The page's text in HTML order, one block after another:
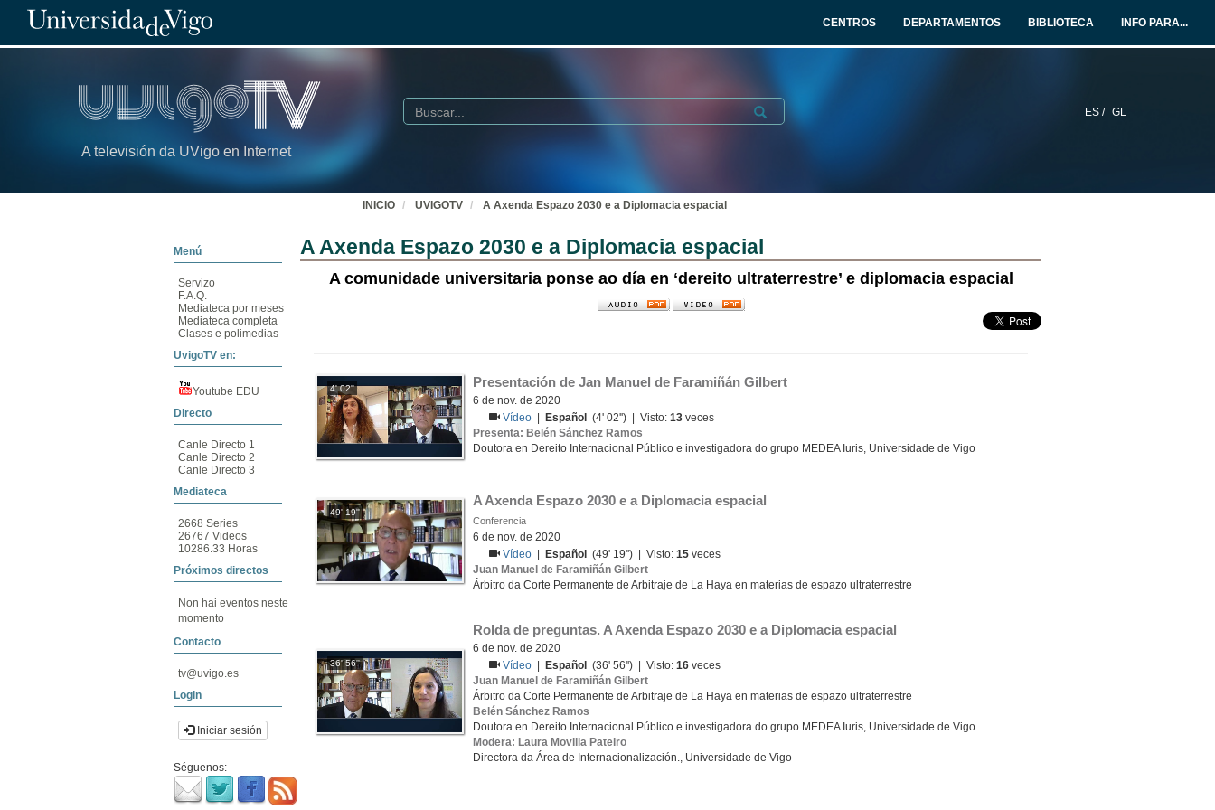
CENTROS DEPARTAMENTOS BIBLIOTECA INFO PARA...
A televisión da UVigo en Internet
ES / GL
Buscar Submit
INICIO UVIGOTV A Axenda Espazo 2030 e a Diplomacia espacial
Menú
Servizo
F.A.Q.
Mediateca por meses
Mediateca completa
Clases e polimedias
UvigoTV en:
Youtube EDU
Directo
Canle Directo 1
Canle Directo 2
Canle Directo 3
Mediateca
2668 Series
26767 Videos
10286.33 Horas
Próximos directos
Non hai eventos neste
momento
Contacto
tv@uvigo.es
Login
Iniciar sesión
Séguenos:
A Axenda Espazo 2030 e a Diplomacia espacial
A comunidade universitaria ponse ao día en ‘dereito ultraterrestre’ e diplomacia espacial
4' 02'' Presentación de Jan Manuel de Faramiñán Gilbert
6 de nov. de 2020
Vídeo
Español (4' 02'') | Visto:13 veces
Presenta: Belén Sánchez Ramos
Doutora en Dereito Internacional Público e investigadora do grupo MEDEA Iuris, Universidade de Vigo
49' 19''
A Axenda Espazo 2030 e a Diplomacia espacial
Conferencia
6 de nov. de 2020
Vídeo
Español (49' 19'') | Visto:15 veces
Juan Manuel de Faramiñán Gilbert
Árbitro da Corte Permanente de Arbitraje de La Haya en materias de espazo ultraterrestre
36' 56''
Rolda de preguntas. A Axenda Espazo 2030 e a Diplomacia espacial
6 de nov. de 2020
Vídeo
Español (36' 56'') | Visto:16 veces
Juan Manuel de Faramiñán Gilbert
Árbitro da Corte Permanente de Arbitraje de La Haya en materias de espazo ultraterrestre
Belén Sánchez Ramos
Doutora en Dereito Internacional Público e investigadora do grupo MEDEA Iuris, Universidade de Vigo
Modera: Laura Movilla Pateiro
Directora da Área de Internacionalización., Universidade de Vigo